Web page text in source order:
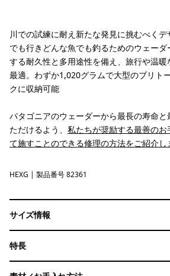
川での試練に耐え新たな発見に挑むべく
でも行きどんな魚でも釣るためのウェー
する耐久性と多用途性を備え、旅行や温暖
最適。わずか1,020グラムで大型のブリト
クに収納可能
パタゴニアのウェーダーから最長の寿命
ただけるよう、 私たちが奨励する最善の
て施すことのできる修理の方法をご紹介し
Hex Grey
HEXG | 製品番号 82361
サイズ情報
特長